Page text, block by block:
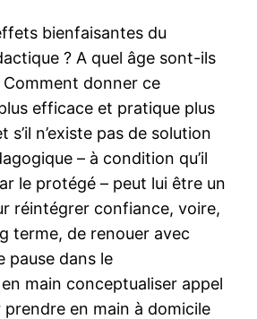
bienfaisantes du
? A quel âge sont-ils
donner ce
efficace et pratique plus
s’il n’existe pas de solution
– à condition qu’il
le protégé – peut lui être un
réintégrer confiance, voire,
terme, de renouer avec
pause dans le
main conceptualiser appel
prendre en main à domicile